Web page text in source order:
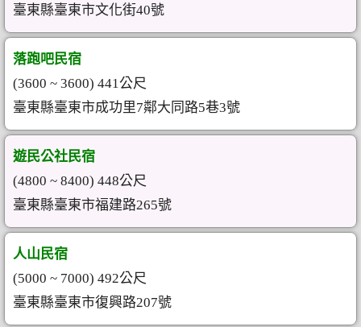
臺東縣臺東市文化街40號
落跑吧民宿
(3600 ~ 3600) 441公尺
臺東縣臺東市成功里7鄰大同路5巷3號
遊民公社民宿
(4800 ~ 8400) 448公尺
臺東縣臺東市福建路265號
人山民宿
(5000 ~ 7000) 492公尺
臺東縣臺東市復興路207號